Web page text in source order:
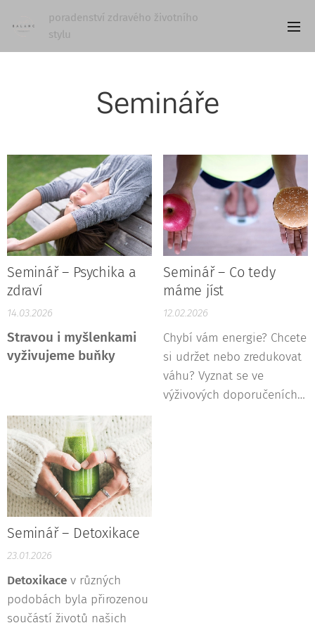
poradenství zdravého životního
stylu
Semináře
Seminář – Psychika a
zdraví
14.03.2026
Stravou i myšlenkami
vyživujeme buňky
Seminář – Co tedy
máme jíst
12.02.2026
Chybí vám energie? Chcete
si udržet nebo zredukovat
váhu? Vyznat se ve
výživových doporučeních a
Seminář – Detoxikace
23.01.2026
Detoxikace v různých
podobách byla přirozenou
součástí životů našich